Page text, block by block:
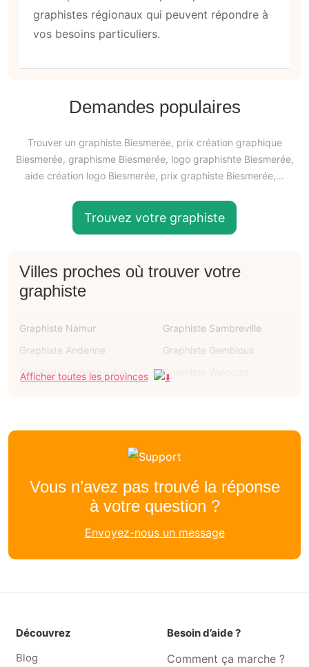
graphistes régionaux qui peuvent répondre à
vos besoins particuliers.
Demandes populaires
Trouver un graphiste Biesmerée, prix création graphique
Biesmerée, graphisme Biesmerée, logo graphishte Biesmerée,
aide création logo Biesmerée, prix graphiste Biesmerée,…
Trouvez votre graphiste
Villes proches où trouver votre
graphiste
Graphiste Namur
Graphiste Sambreville
Graphiste Andenne
Graphiste Gembloux
Graphiste Jemeppe-sur-
Graphiste Walcourt
Graphiste Mettet
Graphiste Dinant
Graphiste Villers-poterie
Graphiste Hastière-lavaux
Graphiste Profondeville
Graphiste Floreffe
Graphiste Malonne
Graphiste Montignies-sur-
Afficher toutes les provinces
Vous n’avez pas trouvé la réponse
à votre question ?
Envoyez-nous un message
Découvrez
Blog
Besoin d’aide ?
Comment ça marche ?